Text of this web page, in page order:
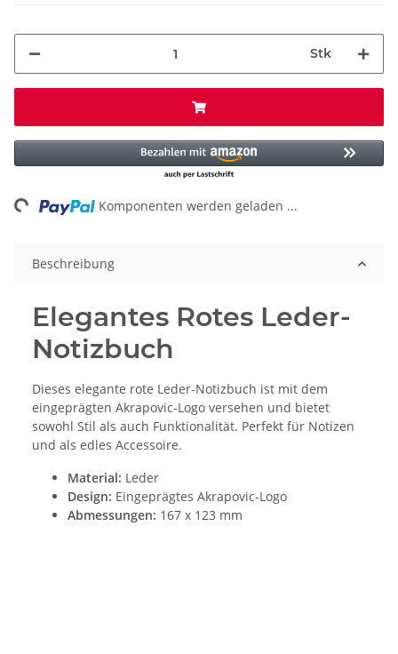
Stk
Komponenten werden geladen ...
Beschreibung
Elegantes Rotes Leder-
Notizbuch
Dieses elegante rote Leder-Notizbuch ist mit dem
eingeprägten Akrapovic-Logo versehen und bietet
sowohl Stil als auch Funktionalität. Perfekt für Notizen
und als edles Accessoire.
Material: Leder
Design: Eingeprägtes Akrapovic-Logo
Abmessungen: 167 x 123 mm